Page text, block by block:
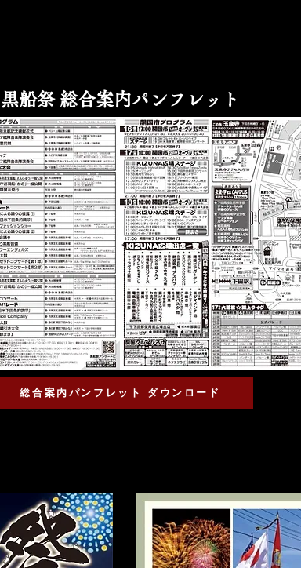
黒船祭 総合案内パンフレット
総合案内パンフレット ダウンロード